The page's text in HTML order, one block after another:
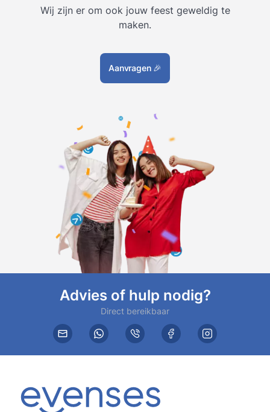
Wij zijn er om ook jouw feest geweldig te
maken.
Aanvragen 🎉
Advies of hulp nodig?
Direct bereikbaar